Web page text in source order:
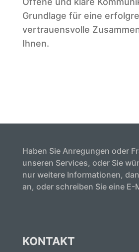
Grundlage für eine
vertrauensvolle
Ihnen.
Haben Sie Anregungen oder
unseren Services, oder Sie
nur weitere Informationen,
an, oder schreiben Sie eine E-
KONTAKT